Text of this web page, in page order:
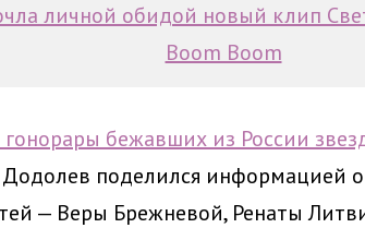
личной обидой новый клип
Boom Boom
гонорары бежавших из России
поделился информацией
— Веры Брежневой, Ренаты